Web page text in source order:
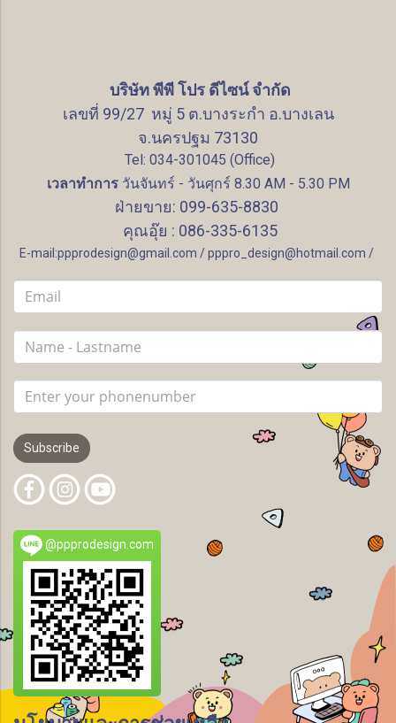
บริษัท พีพี โปร ดีไซน์ จำกัด
เลขที่ 99/27 หมู่ 5 ต.บางระกำ อ.บางเลน
จ.นครปฐม 73130
Tel: 034-301045 (Office)
เวลาทำการวันจันทร์ - วันศุกร์ 8.30 AM - 5.30 PM
ฝ่ายขาย: 099-635-8830
คุณอุ๊ย : 086-335-6135
E-mail:ppprodesign@gmail.com / pppro_design@hotmail.com /
Subscribe
@ppprodesign.com